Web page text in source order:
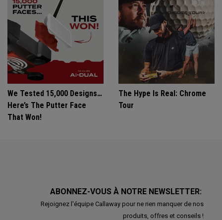
We Tested 15,000 Designs…
Here’s The Putter Face
That Won!
The Hype Is Real: Chrome
Tour
ABONNEZ-VOUS À NOTRE NEWSLETTER:
Rejoignez l'équipe Callaway pour ne rien manquer de nos
produits, offres et conseils !